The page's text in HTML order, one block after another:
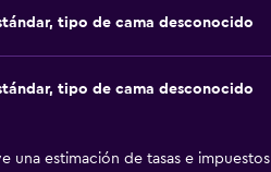
tipo de cama desconocido
tipo de cama desconocido
una estimación de tasas e